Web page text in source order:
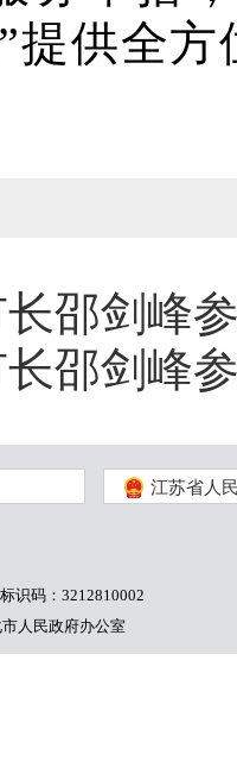
提供全
邵剑峰
邵剑峰
江苏省人
识码：3212810002
人民政府办公室